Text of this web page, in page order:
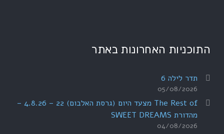
התוכניות האחרונות באתר
תדר לילה 6
05/08/2026
The Rest of מצעד היום (גרסת האלבום) 22 – 4.8.26 –
מהדורת SWEET DREAMS
04/08/2026